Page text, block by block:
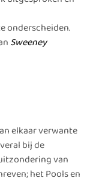
onderscheiden.
Sweeney
elkaar verwante
bij de
van
het Pools en